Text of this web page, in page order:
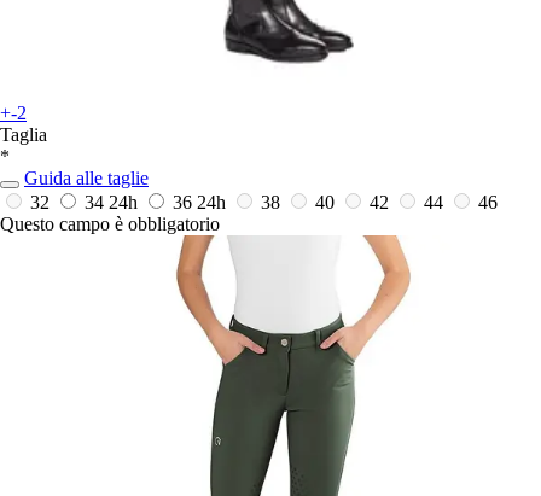
+-2
Taglia
*
Guida alle taglie
32
34 24h 36 24h 38 40 42 44
46
Questo campo è obbligatorio